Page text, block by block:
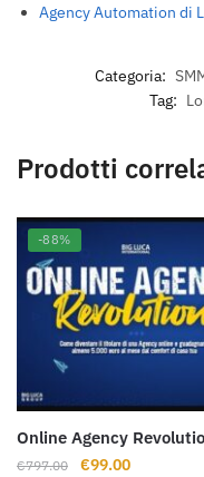
Agency Automation di
Categoria:
Tag:
Prodotti
-88%
Online Agency
€797.00 Il
€99.00Il